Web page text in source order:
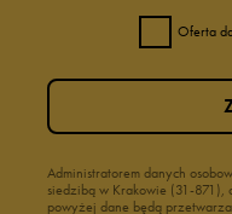
Oferta
Administratorem danych
siedzibą w Krakowie (31-871),
powyżej dane będą